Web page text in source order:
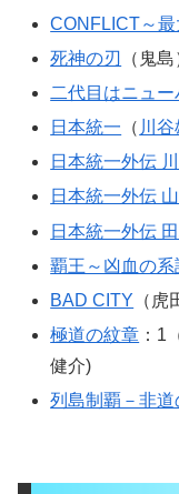
CONFLICT～最
死神の刃
（鬼島
二代目はニュー
日本統一 （ 川
日本統一外伝
日本統一外伝
日本統一外伝
覇王～凶血の系
BAD CITY （虎
極道の紋章 ：1
健介)
列島制覇－非道